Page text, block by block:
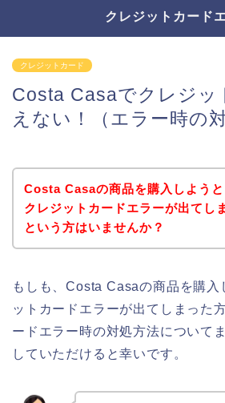
クレジットカード
クレジットカード
Costa Casaでクレジッ
えない！（エラー時の
Costa Casaの商品を購入しようと
クレジットカードエラーが出てし
という方はいませんか？
もしも、Costa Casaの商品を購入
ットカードエラーが出てしまった
ードエラー時の対処方法について
していただけると幸いです。